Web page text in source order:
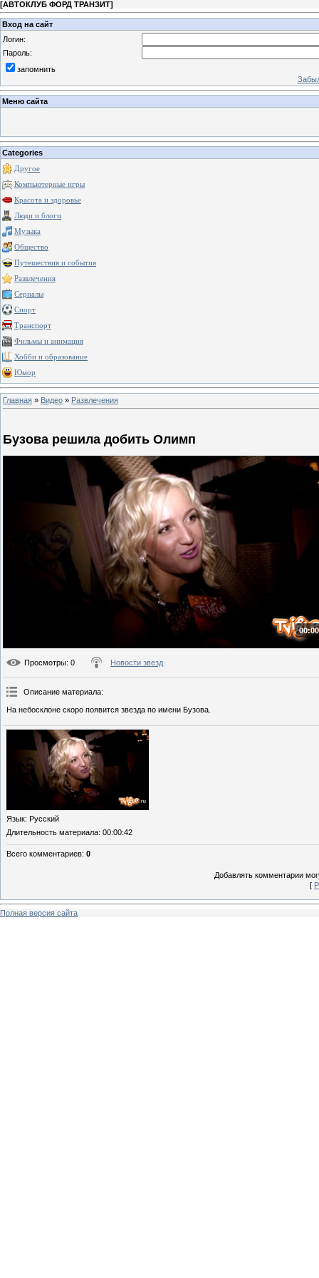
[АВТОКЛУБ ФОРД ТРАНЗИТ]
Вход на сайт
Логин:
Пароль:
запомнить
Меню сайта
Categories
Другое
Компьютерные игры
Красота и здоровье
Люди и блоги
Музыка
Общество
Путешествия и события
Развлечения
Сериалы
Спорт
Транспорт
Фильмы и анимация
Хобби и образование
Юмор
Главная » Видео » Развлечения
Бузова решила добить Олимп
Просмотры: 0 Новости звезд
Описание материала:
На небосклоне скоро появится звезда по имени Бузова.
Язык: Русский
Длительность материала: 00:00:42
Всего комментариев: 0
Добавлять комментарии
[
Полная версия сайта